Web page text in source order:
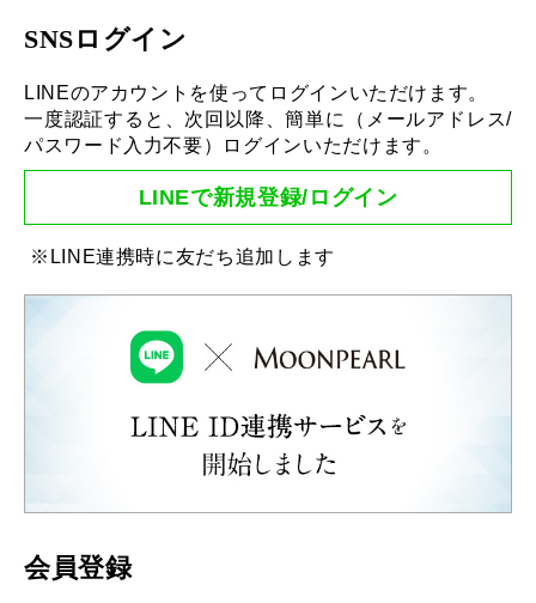
SNSログイン
LINEのアカウントを使ってログインいただけます。
一度認証すると、次回以降、簡単に（メールアドレス/
パスワード入力不要）ログインいただけます。
LINEで新規登録/ログイン
※LINE連携時に友だち追加します
会員登録